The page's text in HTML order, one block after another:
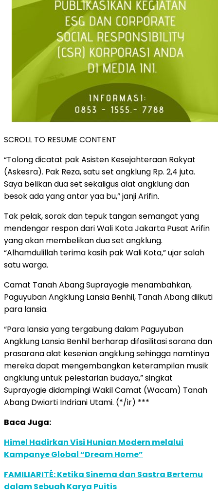
SCROLL TO RESUME CONTENT
“Tolong dicatat pak Asisten Kesejahteraan Rakyat
(Askesra). Pak Reza, satu set angklung Rp. 2,4 juta.
Saya belikan dua set sekaligus alat angklung dan
besok ada yang antar yaa bu,” janji Arifin.
Tak pelak, sorak dan tepuk tangan semangat yang
mendengar respon dari Wali Kota Jakarta Pusat Arifin
yang akan membelikan dua set angklung.
“Alhamdulillah terima kasih pak Wali Kota,” ujar salah
satu warga.
Camat Tanah Abang Suprayogie menambahkan,
Paguyuban Angklung Lansia Benhil, Tanah Abang diikuti
para lansia.
“Para lansia yang tergabung dalam Paguyuban
Angklung Lansia Benhil berharap difasilitasi sarana dan
prasarana alat kesenian angklung sehingga namtinya
mereka dapat mengembangkan keterampilan musik
angklung untuk pelestarian budaya,” singkat
Suprayogie didampingi Wakil Camat (Wacam) Tanah
Abang Dwiarti Indriani Utami. (*/ir) ***
Baca Juga:
Himel Hadirkan Visi Hunian Modern melalui
Kampanye Global “Dream Home”
FAMILIARITÉ: Ketika Sinema dan Sastra Bertemu
dalam Sebuah Karya Puitis